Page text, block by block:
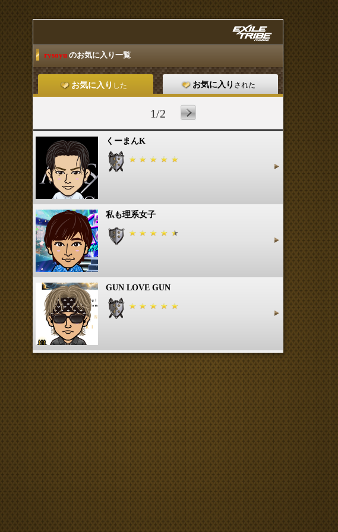
rysoyu のお気に入り一覧
お気に入り した お気に入り された
1/2
くーまんK
私も理系女子
GUN LOVE GUN
彩那
KOKODream
luvfool